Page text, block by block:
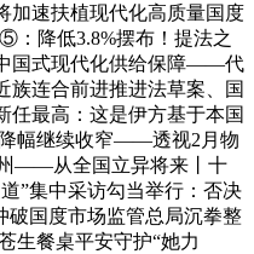
加速扶植现代化高质量国度
：降低3.8%摆布！提法之
国式现代化供给保障——代
族连合前进推进法草案、国
任最高：这是伊方基于本国
降幅继续收窄——透视2月物
——从全国立异将来丨十
”集中采访勾当举行：否决
破国度市场监管总局沉拳整
生餐桌平安守护“她力